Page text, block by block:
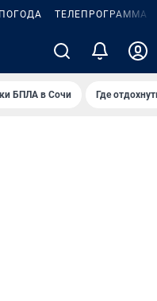
ПОГОДА ТЕЛЕПРОГРАММА
БПЛА в Сочи Где